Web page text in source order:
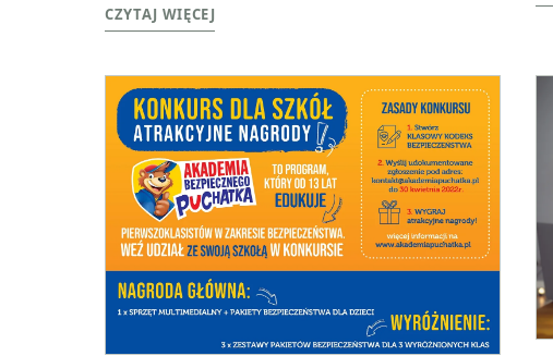
CZYTAJ WIĘCEJ